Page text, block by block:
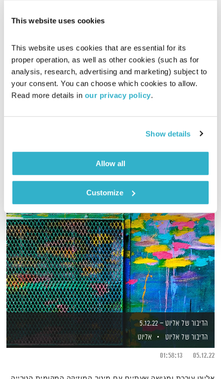
This website uses cookies
This website uses cookies that are essential for its
proper operation, as well as other cookies (such as for
analysis, research, advertising and marketing) subject to
your consent. You can choose which cookies to allow.
Read more details in our privacy policy.
Show details
Allow all
Customize
בודהה בעין הסערה
דליק ווליניץ וד"ר נעמה אושרי
הפנים המעוררות פליאה המקופלות בה
אודיו
הדיבור של אליוט – 5.12.22
הדיבור של אליוט
אליוט
05.12.22
01:58:13